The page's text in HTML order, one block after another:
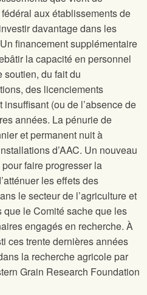
aux établissements de
davantage dans les
financement supplémentaire
la capacité en personnel
soutien, du fait du
des licenciements
(ou de l’absence de
années. La pénurie de
et permanent nuit à
d’AAC. Un nouveau
faire progresser la
les effets des
le secteur de l’agriculture et
que le Comité sache que les
engagés en recherche. À
ces trente dernières années
la recherche agricole par
Grain Research Foundation